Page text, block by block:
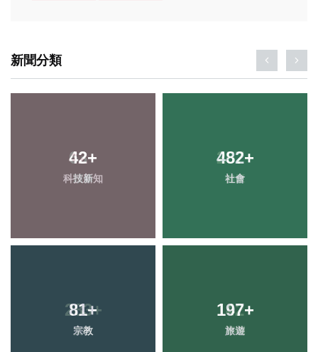
新聞分類
42+
科技新知
482+
社會
81+
宗教
197+
旅遊